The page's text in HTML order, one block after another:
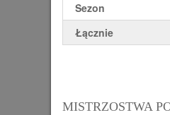
Sezon
Łącznie
MISTRZOSTWA